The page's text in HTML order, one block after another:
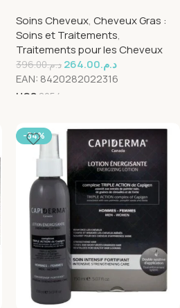
6AMP 10ML
Soins Cheveux, Cheveux Gras :
Soins et Traitements,
Traitements pour les Cheveux
د.م.396.00 د.م.264.00
EAN: 8420282022316
UGS 8054
-34%